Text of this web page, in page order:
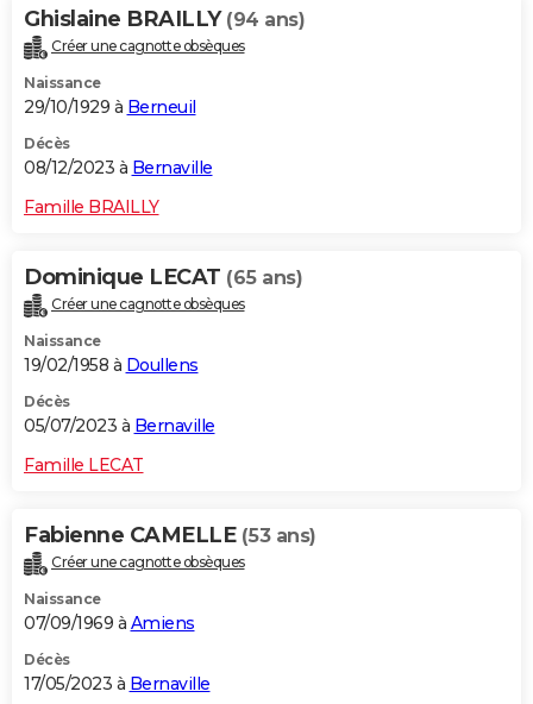
Ghislaine BRAILLY (94 ans)
Créer une cagnotte obsèques
Naissance
29/10/1929 à Berneuil
Décès
08/12/2023 à Bernaville
Famille BRAILLY
Dominique LECAT (65 ans)
Créer une cagnotte obsèques
Naissance
19/02/1958 à Doullens
Décès
05/07/2023 à Bernaville
Famille LECAT
Fabienne CAMELLE (53 ans)
Créer une cagnotte obsèques
Naissance
07/09/1969 à Amiens
Décès
17/05/2023 à Bernaville